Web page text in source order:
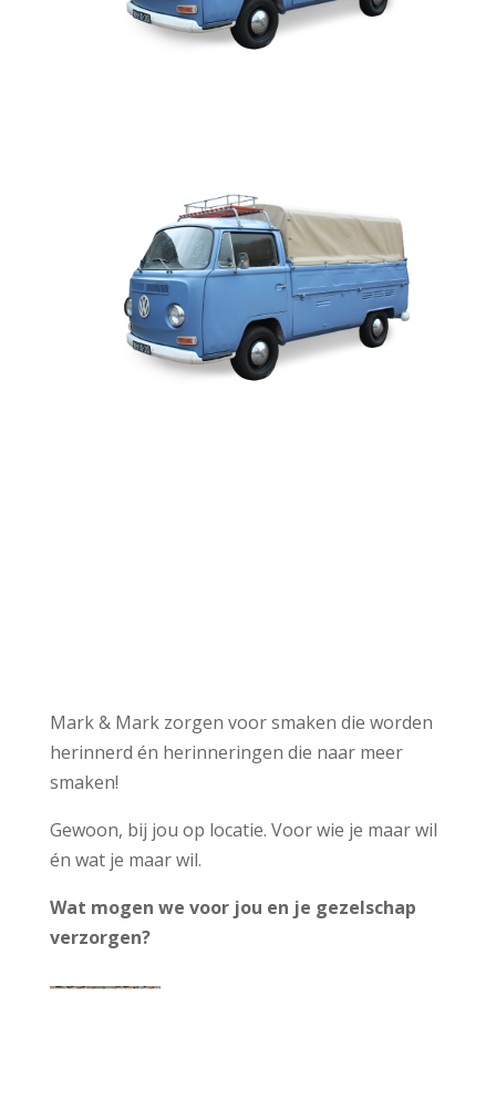
Mark & Mark zorgen voor smaken die worden
herinnerd én herinneringen die naar meer
smaken!
Gewoon, bij jou op locatie. Voor wie je maar wil
én wat je maar wil.
Wat mogen we voor jou en je gezelschap
verzorgen?